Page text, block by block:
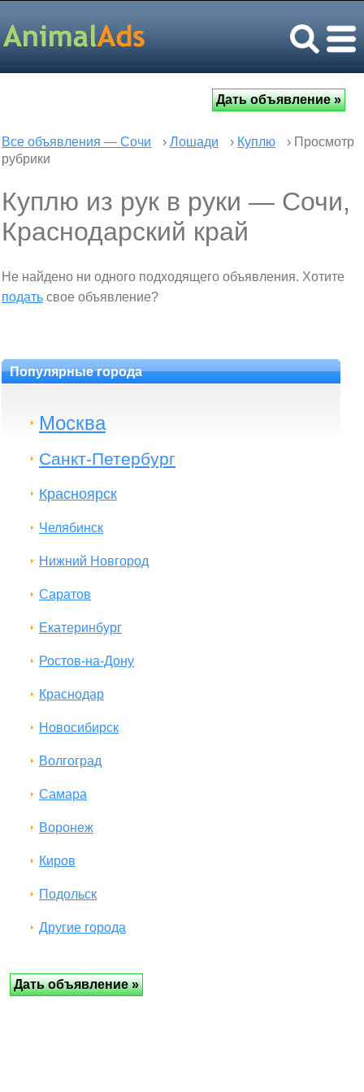
Все объявления — Сочи › Лошади › Куплю
› Просмотр
рубрики
Куплю из рук в руки — Сочи,
Краснодарский край
Не найдено ни одного подходящего объявления. Хотите
подать свое объявление?
Популярные города
Москва
Санкт-Петербург
Красноярск
Челябинск
Нижний Новгород
Саратов
Екатеринбург
Ростов-на-Дону
Краснодар
Новосибирск
Волгоград
Самара
Воронеж
Киров
Подольск
Другие города